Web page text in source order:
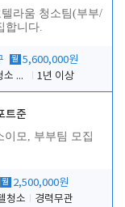
라움 청소팀(부부/
합니다.
월 5,600,000원
전반적인 청소 업무(객실청소.객실정리)
1년 이상
트준
이모, 부부팀 모집
월 2,500,000원
청소
경력무관